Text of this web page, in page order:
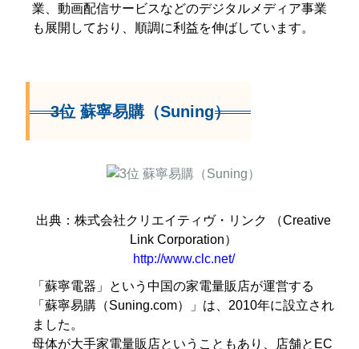
業、動画配信サービスなどのデジタルメディア事業
も展開しており、順調に利益を伸ばしています。
3位 蘇寧易購（Suning）
出典：株式会社クリエイティヴ・リンク （Creative
Link Corporation）
http://www.clc.net/
「蘇寧電器」という中国の家電量販店が運営する
「蘇寧易購（Suning.com）」は、2010年に設立され
ました。
母体が大手家電量販店ということもあり、店舗とEC